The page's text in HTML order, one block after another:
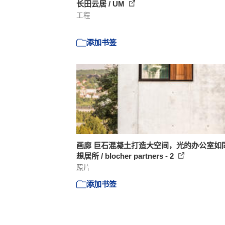
长田云居 / UM
工程
添加书签
画廊 巨石混凝土打造大空间，光的办公室如
想居所 / blocher partners - 2
照片
添加书签